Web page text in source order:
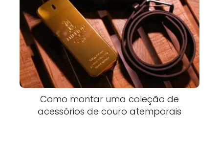
Como montar uma coleção de
acessórios de couro atemporais